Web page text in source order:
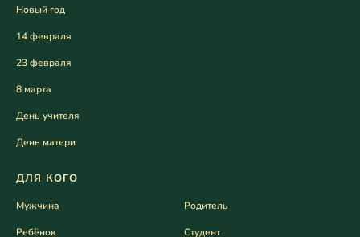
Новый год
14 февраля
23 февраля
8 марта
День учителя
День матери
ДЛЯ КОГО
Мужчина Родитель
Ребёнок Студент